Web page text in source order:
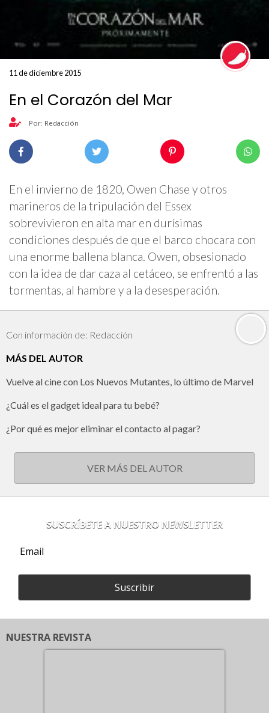
11 de diciembre 2015
En el Corazón del Mar
Por: Redacción
En el invierno de 1820, Owen Chase y otros
marineros de la tripulación del Essex
sobrevivieron en alta mar en durísimas
condiciones después de que el barco chocara con
una enorme ballena blanca. Owen, obsesionado
con la idea de dar caza al cetáceo, se enfrentó a las
tormentas, al hambre y a la desesperación.
Con información de: Redacción
MÁS DEL AUTOR
Vuelve al cine con Los Nuevos Mutantes, lo último de Marvel
¿Cuál es el gadget ideal para tu bebé?
¿Por qué es mejor eliminar el contacto al pagar?
VER MÁS DEL AUTOR
SUSCRÍBETE A NUESTRO NEWSLETTER
Suscribir
NUESTRA REVISTA